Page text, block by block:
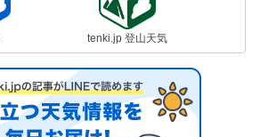
tenki.jp 登山天気